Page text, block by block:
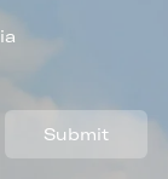
Submit